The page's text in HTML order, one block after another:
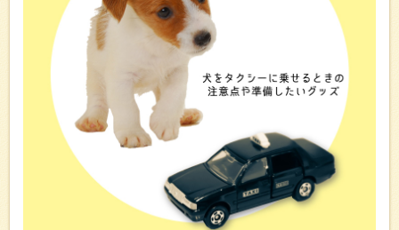
犬もタクシーに乗れる？
したいグッズ